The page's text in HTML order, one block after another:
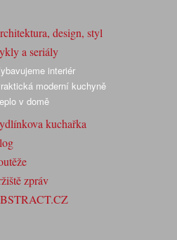
design, styl
a seriály
interiér
moderní kuchyně
v domě
kuchařka
zpráv